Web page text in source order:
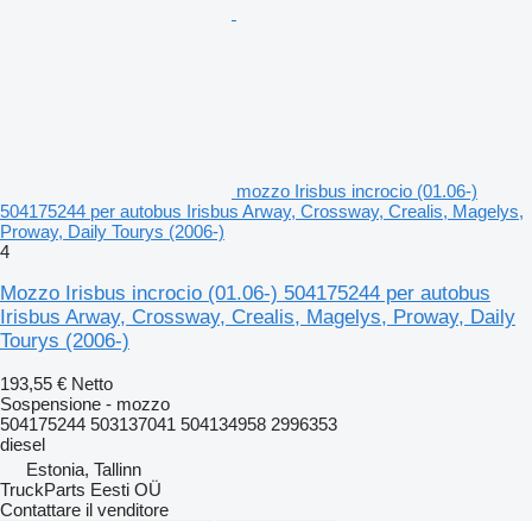
mozzo Irisbus incrocio (01.06-)
504175244 per autobus Irisbus Arway, Crossway, Crealis, Magelys,
Proway, Daily Tourys (2006-)
4
Mozzo Irisbus incrocio (01.06-) 504175244 per autobus
Irisbus Arway, Crossway, Crealis, Magelys, Proway, Daily
Tourys (2006-)
193,55 € Netto
Sospensione - mozzo
504175244 503137041 504134958 2996353
diesel
Estonia, Tallinn
TruckParts Eesti OÜ
Contattare il venditore